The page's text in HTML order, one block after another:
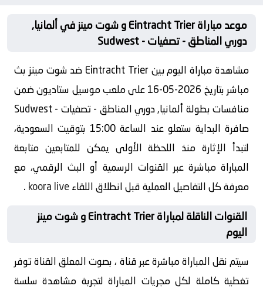
موعد مباراة Eintracht Trier و شوت مينز في ألمانيا,
دوري المناطق - تصفيات - Sudwest
مشاهدة مباراة اليوم بين Eintracht Trier ضد شوت مينز بث
مباشر بتاريخ 2026-05-16 على ملعب موسيل ستاديون ضمن
منافسات بطولة ألمانيا, دوري المناطق - تصفيات - Sudwest
صافرة البداية ستعلو عند الساعة 15:00 بتوقيت السعودية،
لتبدأ الإثارة منذ اللحظة الأولى يمكن للمتابعين متابعة
المباراة مباشرة عبر القنوات الرسمية أو البث الرقمي، مع
معرفة كل التفاصيل العملية قبل انطلاق اللقاءkoora live
.
القنوات الناقلة لمباراة Eintracht Trier و شوت مينز
اليوم
سيتم نقل المباراة مباشرة عبر قناة ، بصوت المعلق القناة توفر
تغطية كاملة لكل مجريات المباراة لتجربة مشاهدة سلسة